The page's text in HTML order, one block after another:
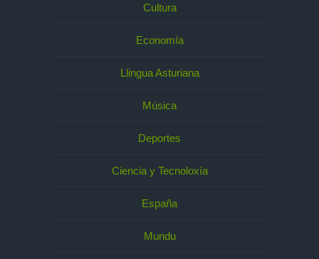
Cultura
Economía
Llingua Asturiana
Música
Deportes
Ciencia y Tecnoloxía
España
Mundu